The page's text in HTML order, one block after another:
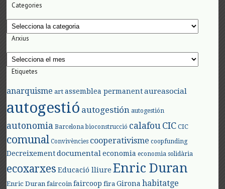
Categories
Categories
Arxius
Arxius
Etiquetes
anarquisme art assemblea permanent aureasocial
autogestió autogestión autogestión
autonomia Barcelona bioconstrucció calafouCIC CIC
comunal Convivències cooperativisme coopfunding
Decreixement documental economia economia solidària
ecoxarxes Educació lliure Enric Duran
Enric Duran faircoin faircoop fira Girona habitatge